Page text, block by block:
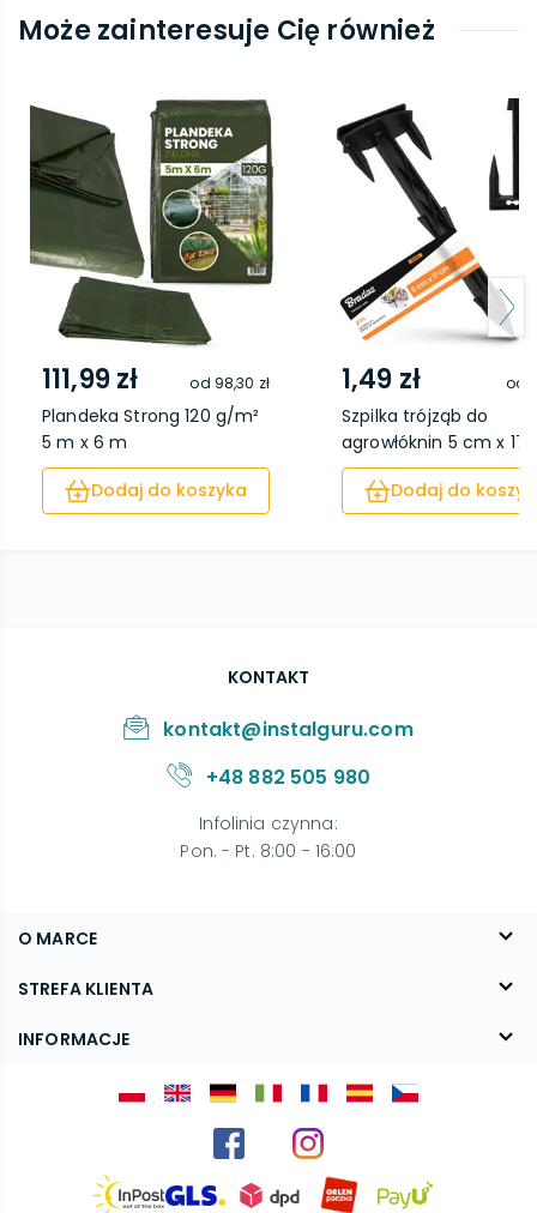
Może zainteresuje Cię również
111,99 zł od 98,30 zł
Plandeka Strong 120 g/m²
5 m x 6 m
Dodaj do koszyka
1,49 zł od
Szpilka trójząb do
agrowłóknin 5 cm x 17...
Dodaj do
O MARCE
O nas
Blog
STREFA KLIENTA
FAQ
INFORMACJE
KONTAKT
kontakt@instalguru.com
+48 882 505 980
Infolinia czynna:
Pon. - Pt. 8:00 - 16:00